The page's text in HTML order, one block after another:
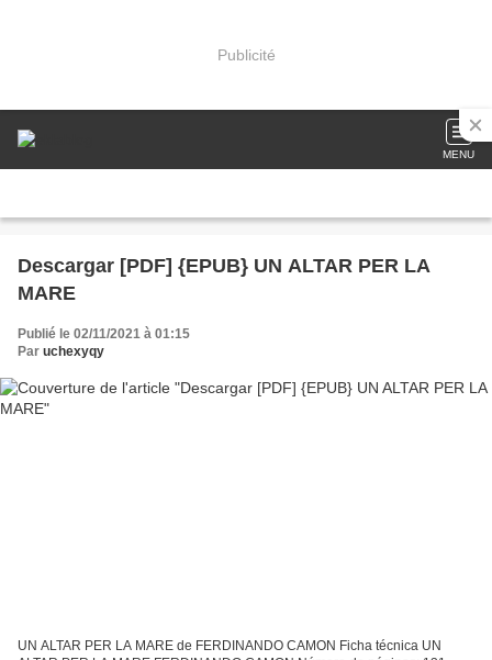
Publicité
MENU
Descargar [PDF] {EPUB} UN ALTAR PER LA
MARE
Publié le 02/11/2021 à 01:15
Par uchexyqy
UN ALTAR PER LA MARE de FERDINANDO CAMON Ficha técnica UN